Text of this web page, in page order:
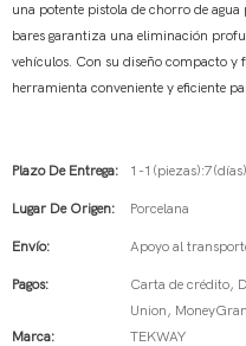
una potente pistola de chorro de
bares garantiza una eliminación
vehículos. Con su diseño compacto y
herramienta conveniente y eficiente
Plazo De Entrega: 1-
Lugar De Origen: Porcelana
Envío: Apoyo al
Pagos:
Carta de crédito,
Union,
Marca:
TEKWAY